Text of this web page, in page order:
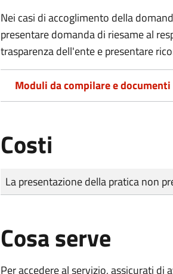
Nei casi di accoglimento della
presentare domanda di riesame al
trasparenza dell'ente e presentare
Moduli da compilare e
Costi
Tipo di pagamento
Importo
La presentazione della pratica non
Cosa serve
Per accedere al servizio, assicurati di